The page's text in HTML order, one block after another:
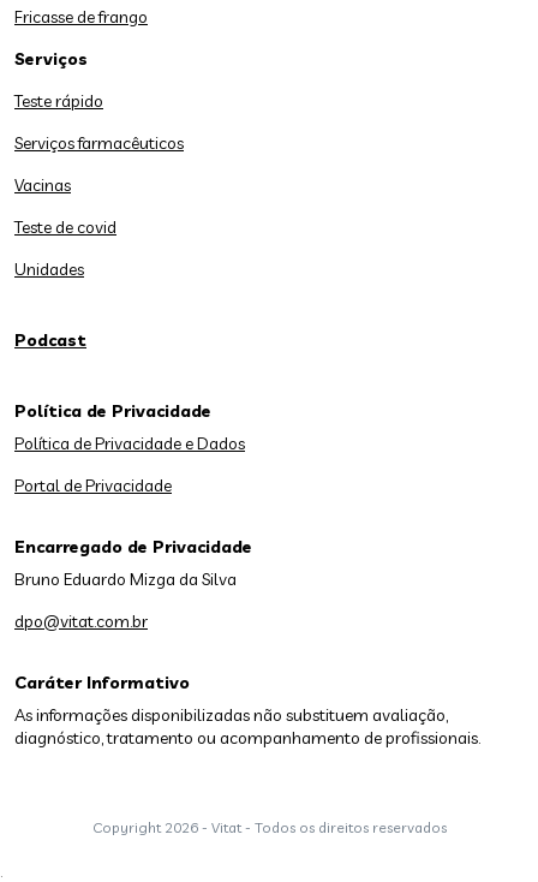
Fricasse de frango
Serviços
Teste rápido
Serviços farmacêuticos
Vacinas
Teste de covid
Unidades
Podcast
Caráter Informativo
As informações disponibilizadas não substituem avaliação,
diagnóstico, tratamento ou acompanhamento de profissionais.
Política de Privacidade
Política de Privacidade e Dados
Portal de Privacidade
Encarregado de Privacidade
Bruno Eduardo Mizga da Silva
dpo@vitat.com.br
Copyright 2026 - Vitat - Todos os direitos reservados